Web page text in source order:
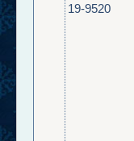
19-9520